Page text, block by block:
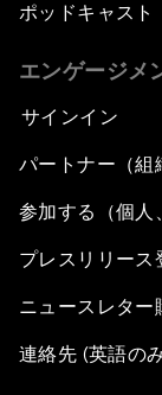
ポッドキャスト
エンゲージメ
サインイン
パートナー（組
参加する（個人
プレスリリース
ニュースレター
連絡先 (英語の